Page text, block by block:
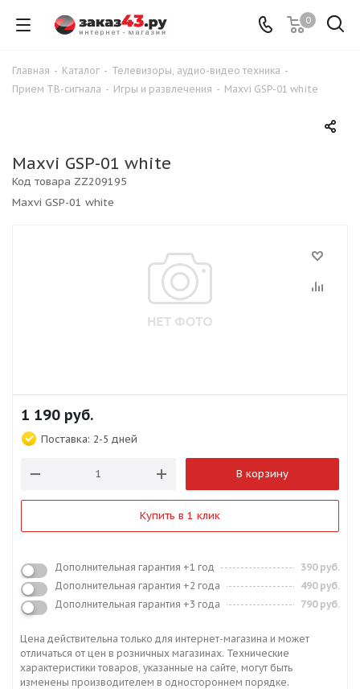
0
Главная - Каталог - Телевизоры, аудио-видео техника -
Прием ТВ-сигнала - Игры и развлечения - Maxvi GSP-01 white
Maxvi GSP-01 white
Maxvi GSP-01 white
Код товара ZZ209195
1 190 руб.
Поставка: 2-5 дней
В корзину
Купить в 1 клик
Дополнительная гарантия +1 год
390 руб.
Дополнительная гарантия +2 года
490 руб.
Дополнительная гарантия +3 года
790 руб.
Цена действительна только для интернет-магазина и может
отличаться от цен в розничных магазинах. Технические
характеристики товаров, указанные на сайте, могут быть
изменены производителем в одностороннем порядке.